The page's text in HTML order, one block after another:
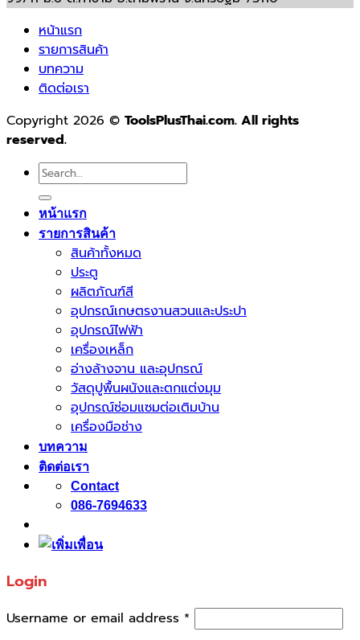
หน้าแรก
รายการสินค้า
บทความ
ติดต่อเรา
Copyright 2026 © ToolsPlusThai.com. All rights
reserved.
Search
for:
หน้าแรก
รายการสินค้า
สินค้าทั้งหมด
ประตู
ผลิตภัณฑ์สี
อุปกรณ์เกษตรงานสวนและประปา
อุปกรณ์ไฟฟ้า
เครื่องเหล็ก
อ่างล้างจาน และอุปกรณ์
วัสดุปูพื้นผนังและตกแต่งมุม
อุปกรณ์ซ่อมแซมต่อเติมบ้าน
เครื่องมือช่าง
บทความ
ติดต่อเรา
Contact
086-7694633
Login
Username or email address *